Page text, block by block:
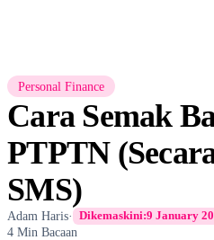
Personal Finance
Cara Semak
PTPTN
SMS)
Adam Haris· Dikemaskini:9 January
4 Min Bacaan